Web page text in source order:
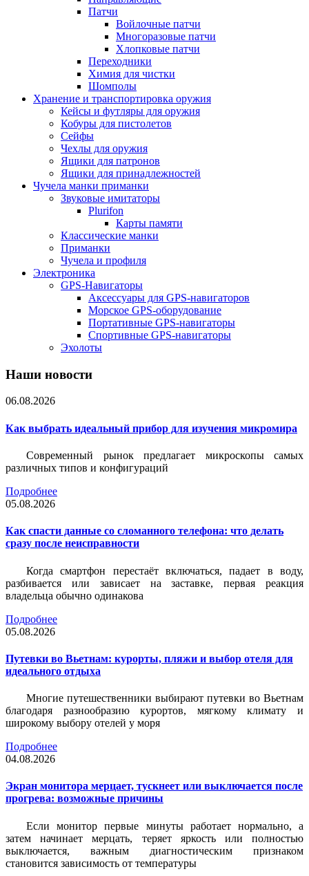
Патчи
Войлочные патчи
Многоразовые патчи
Хлопковые патчи
Переходники
Химия для чистки
Шомполы
Хранение и транспортировка оружия
Кейсы и футляры для оружия
Кобуры для пистолетов
Сейфы
Чехлы для оружия
Ящики для патронов
Ящики для принадлежностей
Чучела манки приманки
Звуковые имитаторы
Plurifon
Карты памяти
Классические манки
Приманки
Чучела и профиля
Электроника
GPS-Навигаторы
Аксессуары для GPS-навигаторов
Морское GPS-оборудование
Портативные GPS-навигаторы
Спортивные GPS-навигаторы
Эхолоты
Наши новости
06.08.2026
Как выбрать идеальный прибор для изучения микромира
Современный рынок предлагает микроскопы самых
различных типов и конфигураций
Подробнее
05.08.2026
Как спасти данные со сломанного телефона: что делать
сразу после неисправности
Когда смартфон перестаёт включаться, падает в воду,
разбивается или зависает на заставке, первая реакция
владельца обычно одинакова
Подробнее
05.08.2026
Путевки во Вьетнам: курорты, пляжи и выбор отеля для
идеального отдыха
Многие путешественники выбирают путевки во Вьетнам
благодаря разнообразию курортов, мягкому климату и
широкому выбору отелей у моря
Подробнее
04.08.2026
Экран монитора мерцает, тускнеет или выключается после
прогрева: возможные причины
Если монитор первые минуты работает нормально, а
затем начинает мерцать, теряет яркость или полностью
выключается, важным диагностическим признаком
становится зависимость от температуры